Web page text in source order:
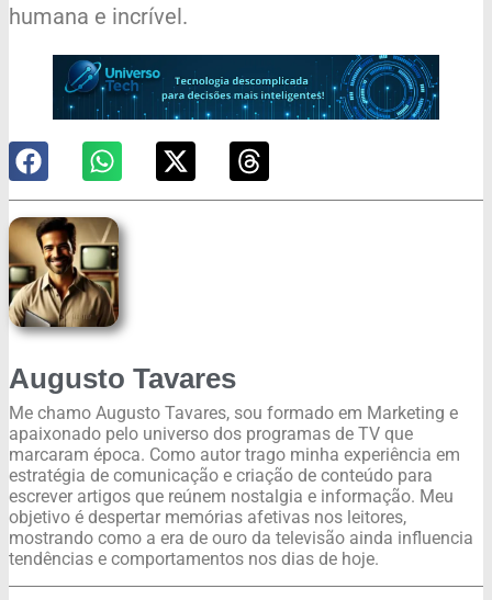
humana e incrível.
Augusto Tavares
Me chamo Augusto Tavares, sou formado em Marketing e
apaixonado pelo universo dos programas de TV que
marcaram época. Como autor trago minha experiência em
estratégia de comunicação e criação de conteúdo para
escrever artigos que reúnem nostalgia e informação. Meu
objetivo é despertar memórias afetivas nos leitores,
mostrando como a era de ouro da televisão ainda influencia
tendências e comportamentos nos dias de hoje.